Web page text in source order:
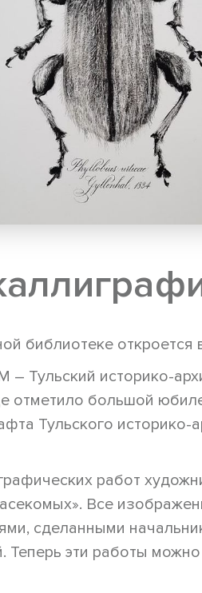
библиотеке откроется
Тульский историко-
отметило большой
Тульского историко-
работ
Все
сделанными
эти работы можно